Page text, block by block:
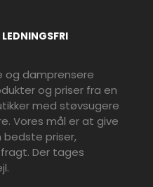
og damprensere
og priser fra en
med støvsugere
Vores mål er at give
priser,
Der tages